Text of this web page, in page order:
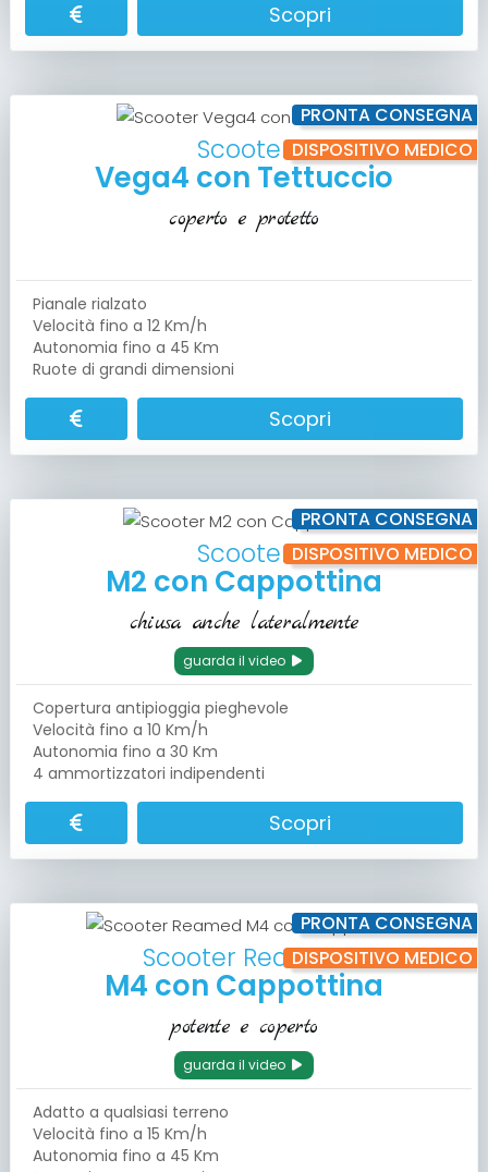
Scopri
PRONTA CONSEGNA
DISPOSITIVO MEDICO
Scooter
Vega4 con Tettuccio
coperto e protetto
Pianale rialzato
Velocità fino a 12 Km/h
Autonomia fino a 45 Km
Ruote di grandi dimensioni
Scopri
PRONTA CONSEGNA
DISPOSITIVO MEDICO
Scooter
M2 con Cappottina
chiusa anche lateralmente
guarda il video
Copertura antipioggia pieghevole
Velocità fino a 10 Km/h
Autonomia fino a 30 Km
4 ammortizzatori indipendenti
Scopri
PRONTA CONSEGNA
DISPOSITIVO MEDICO
Scooter Reamed
M4 con Cappottina
potente e coperto
guarda il video
Adatto a qualsiasi terreno
Velocità fino a 15 Km/h
Autonomia fino a 45 Km